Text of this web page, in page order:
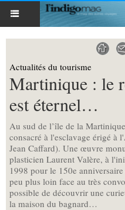
Actualités du tourisme
Martinique : le
est éternel…
Au sud de l’île de la
consacré à l'esclavage érigé à
Jean Caffard). Une œuvre
plasticien Laurent Valère, à
1998 pour le 150e
peu plus loin face au très
possible de découvrir une
la maison du bagnard…